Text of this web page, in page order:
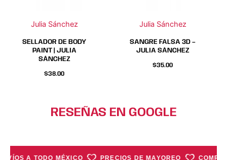
Julia Sánchez
SELLADOR DE BODY
PAINT | JULIA
SÁNCHEZ
$38.00
Julia Sánchez
SANGRE FALSA 3D –
JULIA SÁNCHEZ
$35.00
RESEÑAS EN GOOGLE
A TODO MÉXICO PRECIOS DE MAYOREO